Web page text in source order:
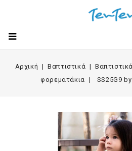
Αρχική Βαπτιστικά
φορεματάκια
SS25G9